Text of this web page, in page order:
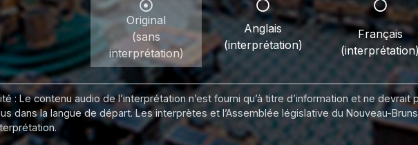
Original
(sans
interprétation)
Anglais
(interprétation)
Français
: Le contenu audio de l’interprétation n’est fourni qu’à titre d’information et ne
dans la langue de départ. Les interprètes et l’Assemblée législative du Nouveau-